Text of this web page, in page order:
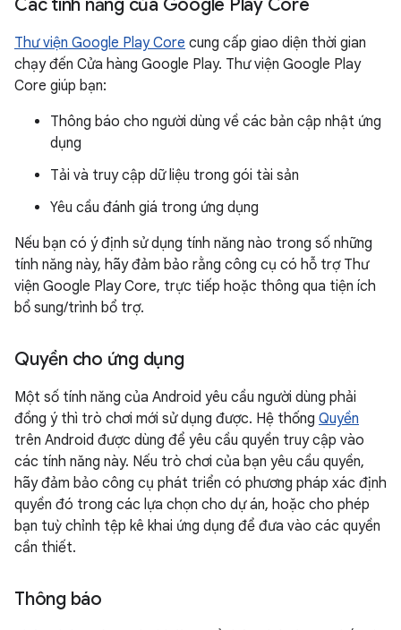
Các tính năng của Google Play Core
Thư viện Google Play Core cung cấp giao diện thời gian
chạy đến Cửa hàng Google Play. Thư viện Google Play
Core giúp bạn:
Thông báo cho người dùng về các bản cập nhật ứng
dụng
Tải và truy cập dữ liệu trong gói tài sản
Yêu cầu đánh giá trong ứng dụng
Nếu bạn có ý định sử dụng tính năng nào trong số những
tính năng này, hãy đảm bảo rằng công cụ có hỗ trợ Thư
viện Google Play Core, trực tiếp hoặc thông qua tiện ích
bổ sung/trình bổ trợ.
Quyền cho ứng dụng
Một số tính năng của Android yêu cầu người dùng phải
đồng ý thì trò chơi mới sử dụng được. Hệ thống Quyền
trên Android được dùng để yêu cầu quyền truy cập vào
các tính năng này. Nếu trò chơi của bạn yêu cầu quyền,
hãy đảm bảo công cụ phát triển có phương pháp xác định
quyền đó trong các lựa chọn cho dự án, hoặc cho phép
bạn tuỳ chỉnh tệp kê khai ứng dụng để đưa vào các quyền
cần thiết.
Thông báo